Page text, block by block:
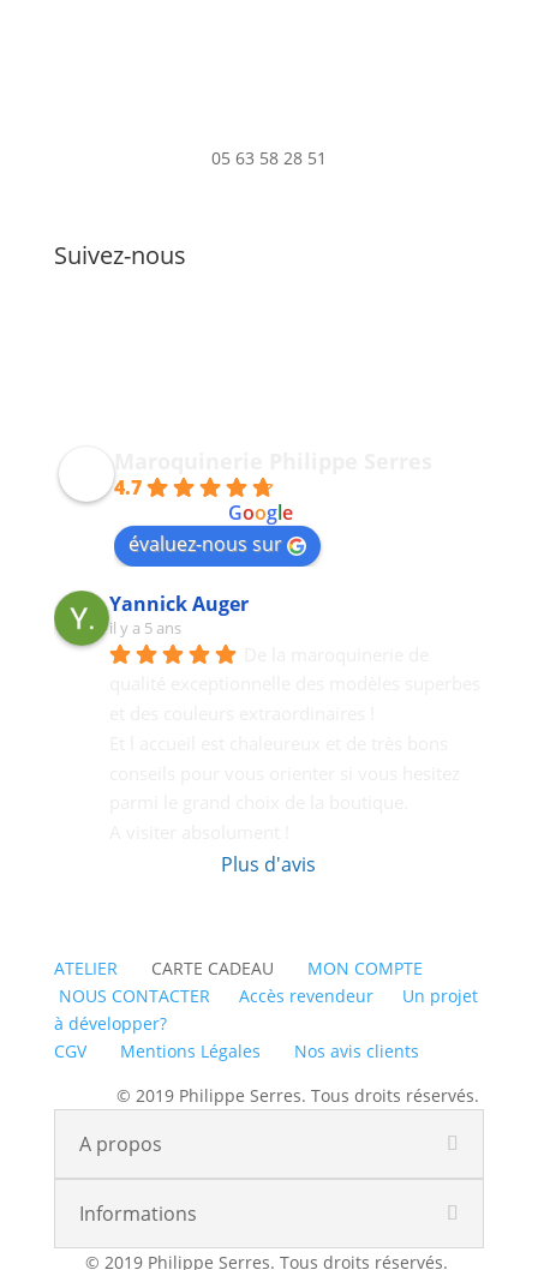
05 63 58 28 51
Suivez-nous
Maroquinerie Philippe Serres
4.7
Google
évaluez-nous sur
Yannick Auger
il y a 5 ans
Plus d'avis
ATELIERCARTE CADEAU MON COMPTE
NOUS CONTACTER
Accès revendeur
Un projet
à développer?
CGV
Mentions Légales
Nos avis clients
© 2019 Philippe Serres. Tous droits réservés.
A propos
Informations
© 2019 Philippe Serres. Tous droits réservés.